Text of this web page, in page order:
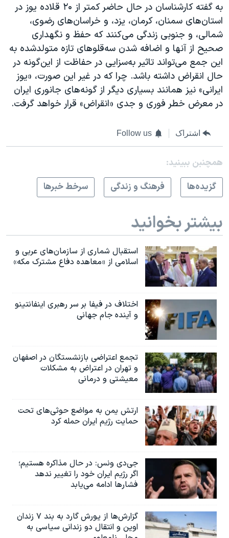
به گفته کارشناسان در حال حاضر کمتر از ۲۰ قلاده یوز در
استان‌های سمنان، کرمان، یزد، و خراسان‌های رضوی،
شمالی، و جنوبی زندگی می‌کنند که حفظ و نگهداری
صحیح از آنها و اضافه شدن سه‌قلوهای تازه متولدشده به
این جمع می‌تواند تاثیر به‌سزایی در حفاظت از این‌گونه در
حال انقراض داشته باشد. چرا که در غیر این صورت، «یوز
ایرانی» نیز همانند بسیاری دیگر از گونه‌های جانوری ایران
در معرض خطر فوری و جدی «انقراض» قرار خواهد گرفت.
اشتراک Follow us
همچنبن ببینید:
گزيده‌ها
فرهنگ و زندگی سرخط خبرها
بیشتر بخوانید
استقبال شماری از سازمان‌های عربی و
اسلامی از «معاهده دفاع مشترک مکه»
اختلاف در فیفا بر سر رهبری اینفانتینو
و آینده جام جهانی
تجمع اعتراضی بازنشستگان در اصفهان
و تهران در اعتراض به مشکلات
معیشتی و درمانی
ارتش یمن به مواضع حوثی‌های تحت
حمایت رژیم ایران حمله کرد
جی‌دی ونس: در حال مذاکره هستیم؛
اگر رژیم ایران خود را تغییر ندهد
فشارها ادامه می‌یابد
گزارش‌ها از یورش گارد به بند ۷ زندان
اوین و انتقال دو زندانی سیاسی به